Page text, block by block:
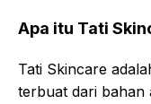
Apa itu Tati
Tati Skincare
terbuat dari bahan